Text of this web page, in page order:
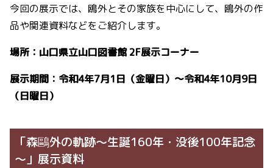
今回の展示では、鴎外とその家族を中心にして、鴎外の作
品や関連資料などをご紹介します。
場所：山口県立山口図書館 2F展示コーナー
展示期間：令和4年7月1日（金曜日）～令和4年10月9日
（日曜日）
「森鷗外の軌跡～生誕160年・没後100年記念
～」展示資料